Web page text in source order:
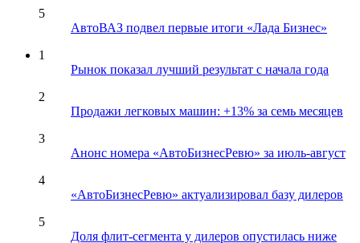
5
АвтоВАЗ подвел первые итоги «Лада Бизнес»
1
Рынок показал лучший результат с начала года
2
Продажи легковых машин: +13% за семь месяцев
3
Анонс номера «АвтоБизнесРевю» за июль-август
4
«АвтоБизнесРевю» актуализировал базу дилеров
5
Доля флит-сегмента у дилеров опустилась ниже